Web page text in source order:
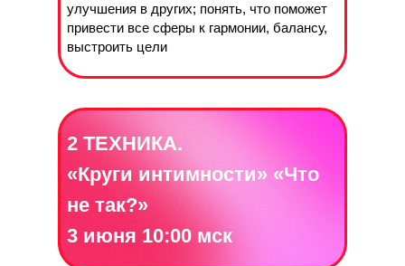
улучшения в других; понять, что поможет
привести все сферы к гармонии, балансу,
выстроить цели
2 ТЕХНИКА.
«Круги интимности» «Что
не так?»
3 июня 10:00 мск